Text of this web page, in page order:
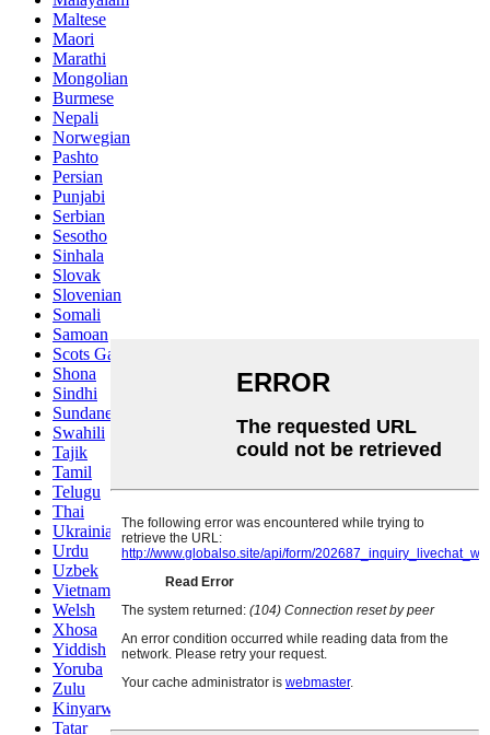
Maltese
Maori
Marathi
Mongolian
Burmese
Nepali
Norwegian
Pashto
Persian
Punjabi
Serbian
Sesotho
Sinhala
Slovak
Slovenian
Somali
Samoan
Scots Gaelic
Shona
Sindhi
Sundanese
Swahili
Tajik
Tamil
Telugu
Thai
Ukrainian
Urdu
Uzbek
Vietnamese
Welsh
Xhosa
Yiddish
Yoruba
Zulu
Kinyarwanda
Tatar